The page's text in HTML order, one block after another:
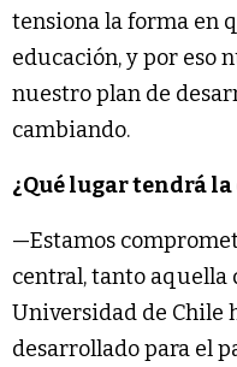
tensiona la forma en
educación, y por eso
nuestro plan de
cambiando.
¿Qué lugar tendrá
—Estamos
central, tanto
Universidad de Chile
desarrollado para el